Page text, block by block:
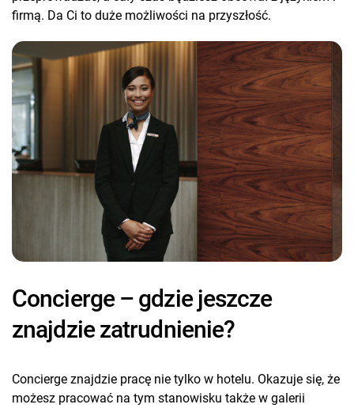
firmą. Da Ci to duże możliwości na przyszłość.
Concierge – gdzie jeszcze
znajdzie zatrudnienie?
Concierge znajdzie pracę nie tylko w hotelu. Okazuje się, że
możesz pracować na tym stanowisku także w galerii